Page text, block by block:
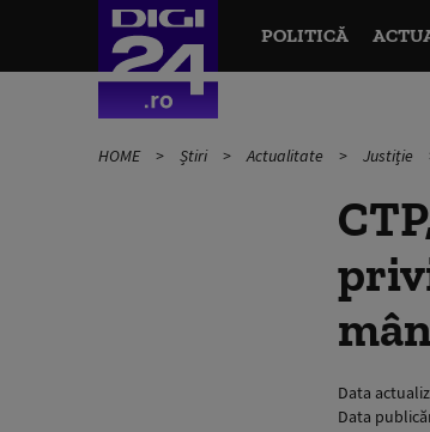
POLITICĂ
HOME Știri Actualitate Justiție
Data
Data